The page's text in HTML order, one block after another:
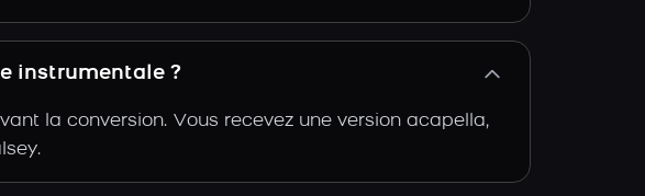
instrumentale ?
la conversion. Vous recevez une version acapella,